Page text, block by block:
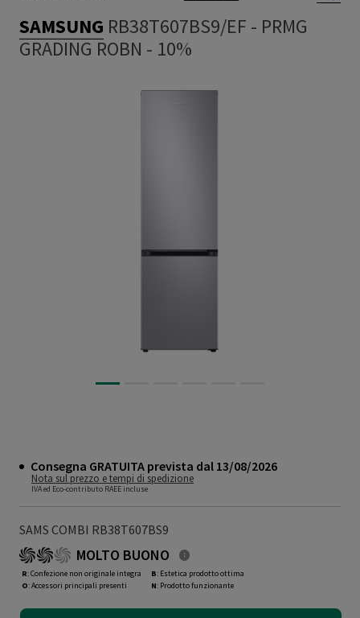
SAMSUNG RB38T607BS9/EF - PRMG
GRADING ROBN - 10%
Consegna GRATUITA prevista dal 13/08/2026
Nota sul prezzo e tempi di spedizione
IVA ed Eco-contributo RAEE incluse
SAMS COMBI RB38T607BS9
MOLTO BUONO
R: Confezione non originale integra
O: Accessori principali presenti
B: Estetica prodotto ottima
N: Prodotto funzionante